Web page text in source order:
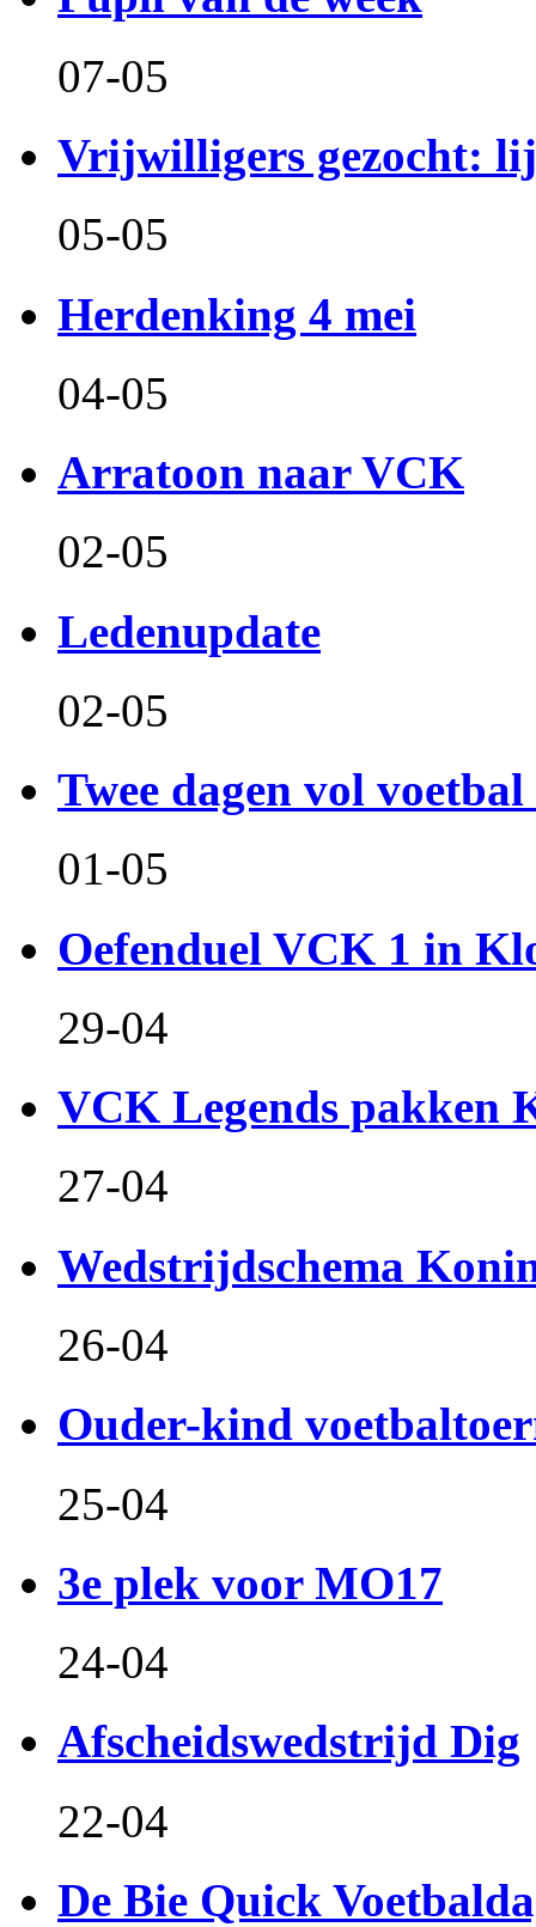
07-05
Vrijwilligers gezocht:
05-05
Herdenking 4 mei
04-05
Arratoon naar VCK
02-05
Ledenupdate
02-05
Twee dagen vol
01-05
Oefenduel VCK 1 in
29-04
VCK Legends pakken
27-04
Wedstrijdschema
26-04
Ouder-kind
25-04
3e plek voor MO17
24-04
Afscheidswedstrijd Dig
22-04
De Bie Quick